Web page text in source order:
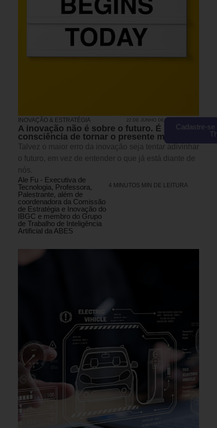
INOVAÇÃO & ESTRATÉGIA 22 DE JUNHO DE 2026 15H00
A inovação não é sobre o futuro. É sobre a
consciência de tornar o presente melhor.
Talvez o maior erro da inovação seja tentar adivinhar
o futuro, em vez de entender o que já está diante de
nós.
Ale Fu - Executiva de
Tecnologia, Professora,
Palestrante, além de
coordenadora da Comissão
de Estratégia e Inovação do
IBGC e membro do Grupo
de Trabalho de Inteligência
Artificial da ABES
4 MINUTOS MIN DE LEITURA
Cadastre-